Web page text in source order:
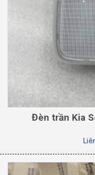
Đèn trần Kia